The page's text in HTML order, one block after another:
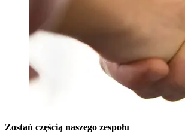
Zostań częścią naszego zespołu